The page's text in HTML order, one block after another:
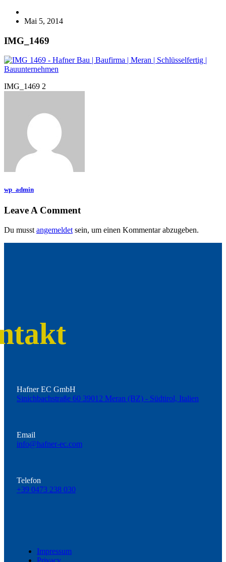
Mai 5, 2014
IMG_1469
IMG_1469 2
wp_admin
Leave A Comment
Du musst angemeldet sein, um einen Kommentar abzugeben.
Hafner EC GmbH
Sinichbachstraße 60 39012 Meran (BZ) - Südtirol, Italien
Email
info@hafner-ec.com
Telefon
+39 0473 238 030
Impressum
Privacy